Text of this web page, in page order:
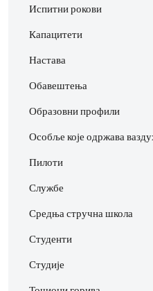
Испитни рокови
Капацитети
Настава
Обавештења
Образовни профили
Особље које одржава
Пилоти
Службе
Средња стручна школа
Студенти
Студије